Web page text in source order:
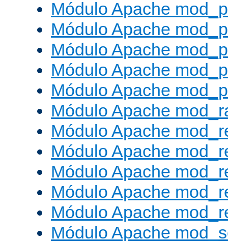
Módulo Apache
Módulo Apache
Módulo Apache
Módulo Apache
Módulo Apache
Módulo Apache
Módulo Apache
Módulo Apache
Módulo Apache
Módulo Apache
Módulo Apache
Módulo Apache